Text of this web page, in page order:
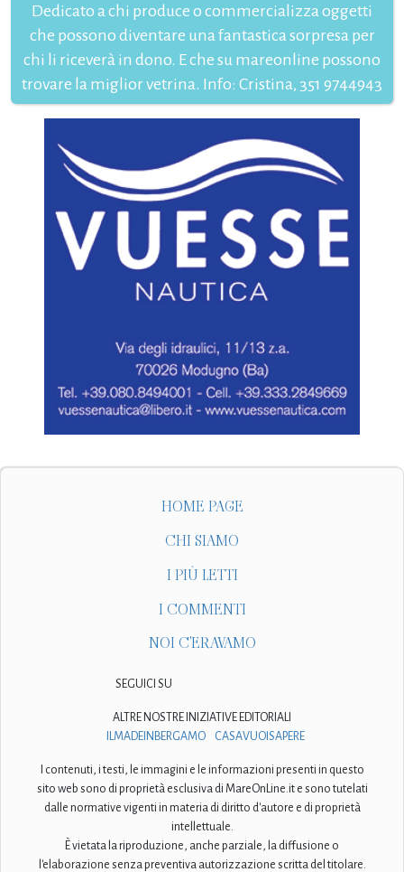
Dedicato a chi produce o commercializza oggetti
che possono diventare una fantastica sorpresa per
chi li riceverà in dono. E che su mareonline possono
trovare la miglior vetrina. Info: Cristina, 351 9744943
HOME PAGE
CHI SIAMO
I PIÙ LETTI
I COMMENTI
NOI C'ERAVAMO
SEGUICI SU
ALTRE NOSTRE INIZIATIVE EDITORIALI
ILMADEINBERGAMO
CASAVUOISAPERE
I contenuti, i testi, le immagini e le informazioni presenti in questo
sito web sono di proprietà esclusiva di MareOnLine.it e sono tutelati
dalle normative vigenti in materia di diritto d'autore e di proprietà
intellettuale.
È vietata la riproduzione, anche parziale, la diffusione o
l'elaborazione senza preventiva autorizzazione scritta del titolare.